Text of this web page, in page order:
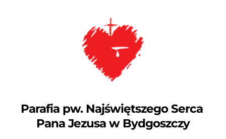
Parafia pw. Najświętszego Serca
Pana Jezusa w Bydgoszczy